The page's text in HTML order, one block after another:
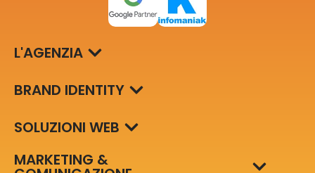
L'AGENZIA
BRAND IDENTITY
SOLUZIONI WEB
MARKETING &